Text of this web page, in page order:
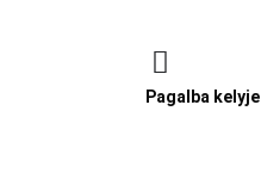
Pagalba kelyje